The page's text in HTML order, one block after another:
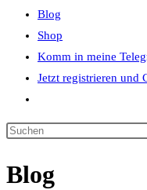
Blog
Shop
Komm in meine
Jetzt registrieren und
umschalten
Diese
durchsuchen
Blog